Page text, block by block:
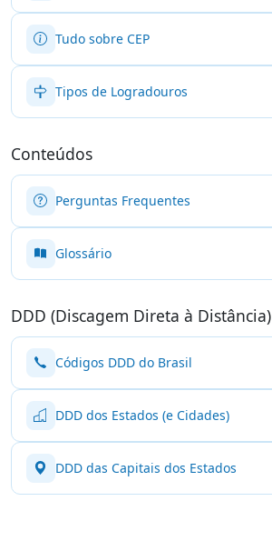
Tudo sobre CEP
Tipos de Logradouros
Conteúdos
Perguntas Frequentes
Glossário
DDD (Discagem Direta à Distância)
Códigos DDD do Brasil
DDD dos Estados (e Cidades)
DDD das Capitais dos Estados